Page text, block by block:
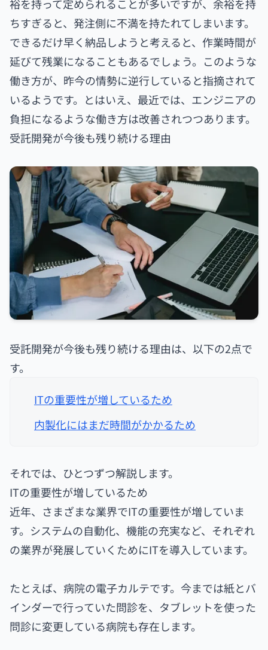
裕を持って定められることが多いですが、余裕を持
ちすぎると、発注側に不満を持たれてしまいます。
できるだけ早く納品しようと考えると、作業時間が
延びて残業になることもあるでしょう。このような
働き方が、昨今の情勢に逆行していると指摘されて
いるようです。とはいえ、最近では、エンジニアの
負担になるような働き方は改善されつつあります。
受託開発が今後も残り続ける理由
受託開発が今後も残り続ける理由は、以下の2点で
す。
ITの重要性が増しているため
内製化にはまだ時間がかかるため
それでは、ひとつずつ解説します。
ITの重要性が増しているため
近年、さまざまな業界でITの重要性が増していま
す。システムの自動化、機能の充実など、それぞれ
の業界が発展していくためにITを導入しています。
たとえば、病院の電子カルテです。今までは紙とバ
インダーで行っていた問診を、タブレットを使った
問診に変更している病院も存在します。